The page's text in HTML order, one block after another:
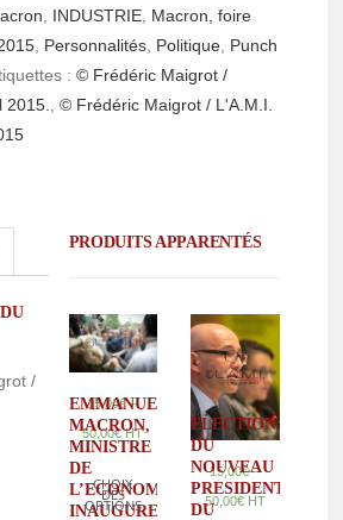
INDUSTRIE Macron, foire
Personnalités Politique Punch
:© Frédéric Maigrot /
2015.
,© Frédéric Maigrot / L'A.M.I.
/
PRODUITS APPARENTÉS
EMMANUEL
MACRON,
MINISTRE
DE
L’ECONOMIE,
INAUGURE
15,00€–
50,00€ HT
CHOIX
DES
OPTIONS
ELECTION
DU
NOUVEAU
PRESIDENT
DU
15,00€–
50,00€ HT